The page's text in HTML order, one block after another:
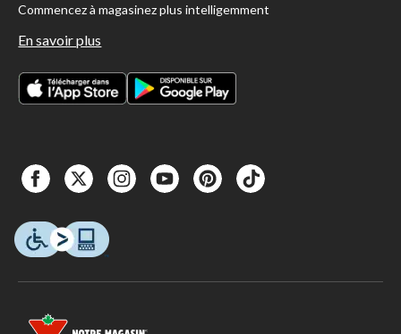
Commencez à magasinez plus intelligemment
En savoir plus